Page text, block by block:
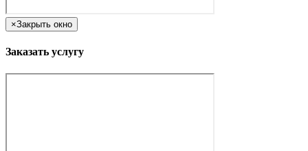
×Закрыть окно
Заказать услугу